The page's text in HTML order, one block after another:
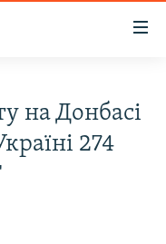
на Донбасі
274